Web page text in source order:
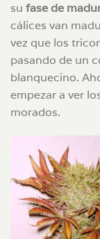
su fase de
cálices van
vez que los
pasando de un
blanquecino.
empezar a ver
morados.